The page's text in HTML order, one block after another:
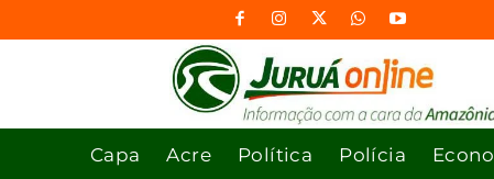
Capa Acre Política Polícia